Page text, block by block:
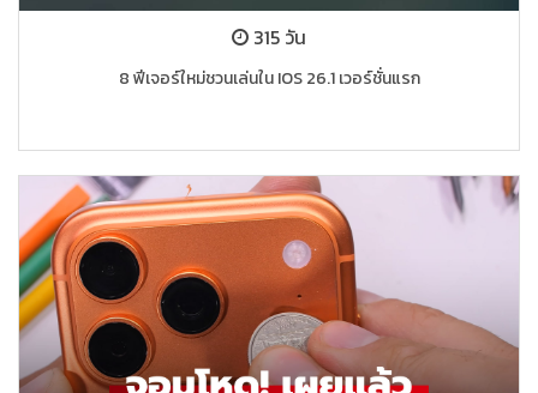
315 วัน
8 ฟีเจอร์ใหม่ชวนเล่นใน IOS 26.1 เวอร์ชั่นแรก